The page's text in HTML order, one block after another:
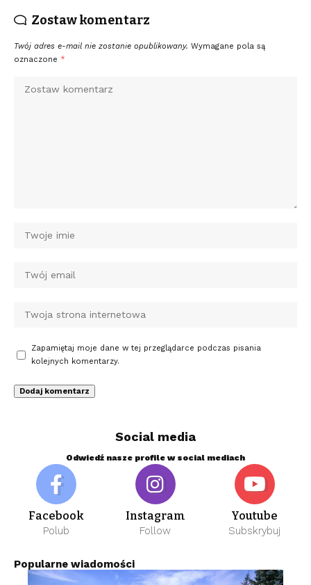
Zostaw komentarz
Twój adres e-mail nie zostanie opublikowany. Wymagane pola są
oznaczone *
Zapamiętaj moje dane w tej przeglądarce podczas pisania
kolejnych komentarzy.
Social media
Odwiedź nasze profile w social mediach
Facebook
Polub
Instagram
Follow
Youtube
Subskrybuj
Popularne wiadomości